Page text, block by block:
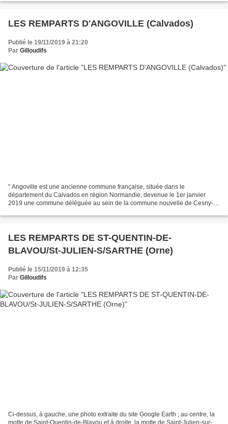
LES REMPARTS D'ANGOVILLE (Calvados)
Publié le 19/11/2019 à 21:20
Par Gilloudifs
" Angoville est une ancienne commune française, située dans le
département du Calvados en région Normandie, devenue le 1er janvier
2019 une commune déléguée au sein de la commune nouvelle de Cesny-
LES REMPARTS DE ST-QUENTIN-DE-
BLAVOU/St-JULIEN-S/SARTHE (Orne)
Publié le 15/11/2019 à 12:35
Par Gilloudifs
Ci-dessus, à gauche, une photo extraite du site Google Earth ; au centre, la
motte de Saint-Quentin-de-Blavou et à droite, la motte de Saint-Julien-sur-